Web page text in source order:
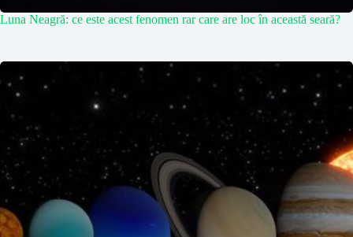
Luna Neagră: ce este acest fenomen rar care are loc în această seară?